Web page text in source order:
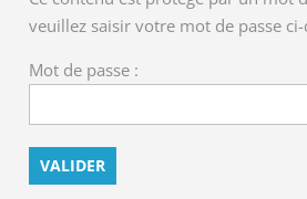
veuillez saisir votre mot de passe ci-
Mot de passe :